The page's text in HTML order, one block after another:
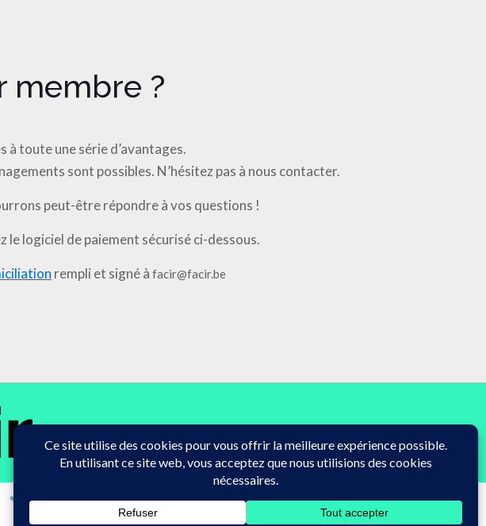
membre ?
à toute une série d’avantages.
sont possibles. N’hésitez pas à nous contacter.
peut-être répondre à vos questions !
logiciel de paiement sécurisé ci-dessous.
rempli et signé à facir@facir.be